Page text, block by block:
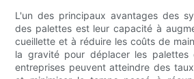
L'un des principaux avantages des
des palettes est leur capacité à
cueillette et à réduire les coûts de
la gravité pour déplacer les palettes
entreprises peuvent atteindre des